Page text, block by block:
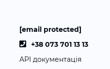
[email protected]
+38 073 701 13 13
API документація